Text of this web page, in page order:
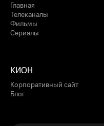
Главная
Телеканалы
Фильмы
Сериалы
КИОН
Корпоративный сайт
Блог